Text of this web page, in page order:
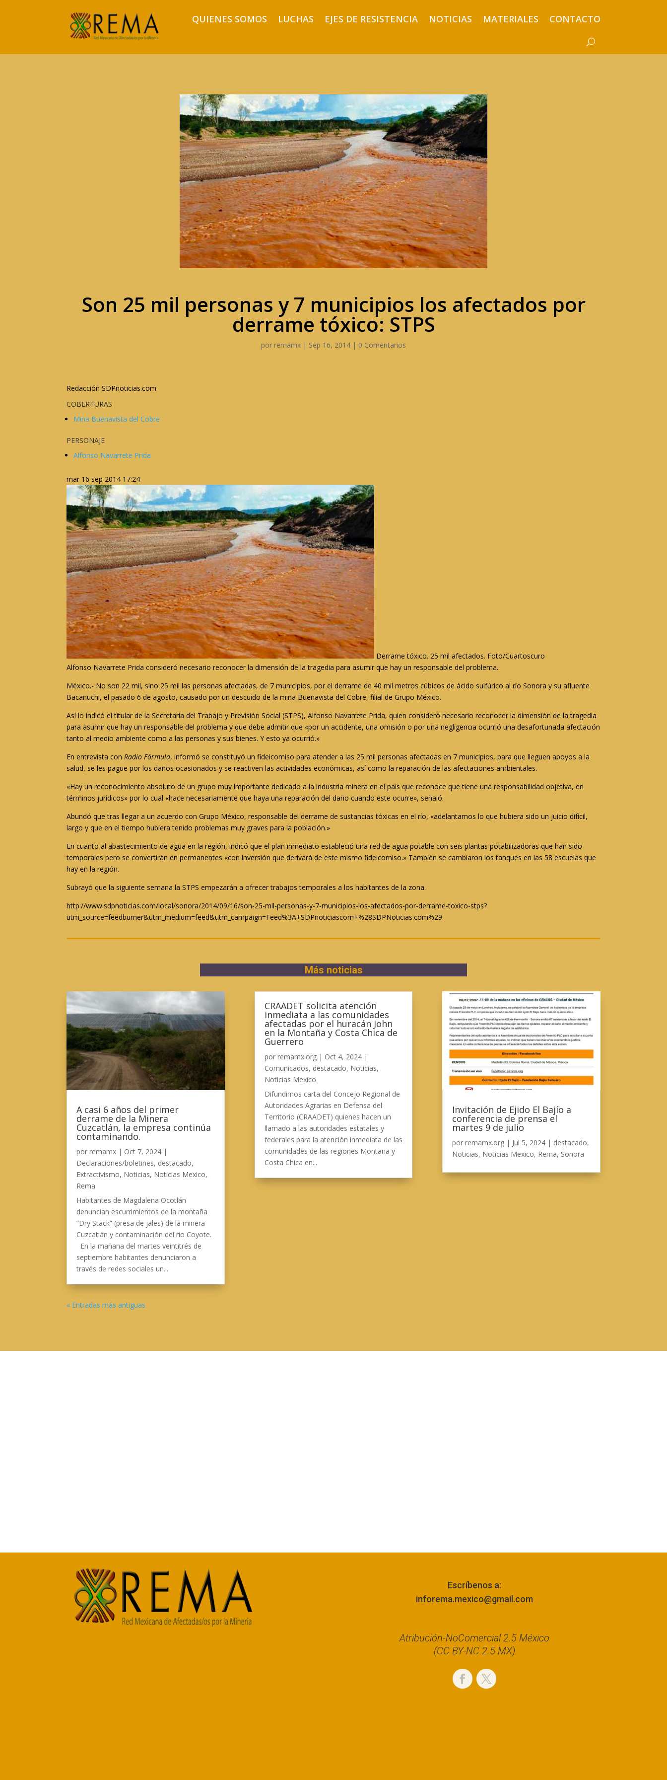
QUIENES SOMOS LUCHAS EJES DE RESISTENCIA NOTICIAS MATERIALES CONTACTO
Son 25 mil personas y 7 municipios los afectados por
derrame tóxico: STPS
por remamx | Sep 16, 2014 | 0 Comentarios
Redacción SDPnoticias.com
COBERTURAS
Mina Buenavista del Cobre
PERSONAJE
Alfonso Navarrete Prida
mar 16 sep 2014 17:24
Derrame tóxico. 25 mil afectados. Foto/Cuartoscuro
Alfonso Navarrete Prida consideró necesario reconocer la dimensión de la tragedia para asumir que hay un responsable del problema.
México.- No son 22 mil, sino 25 mil las personas afectadas, de 7 municipios, por el derrame de 40 mil metros cúbicos de ácido sulfúrico al río Sonora y su afluente
Bacanuchi, el pasado 6 de agosto, causado por un descuido de la mina Buenavista del Cobre, filial de Grupo México.
Así lo indicó el titular de la Secretaría del Trabajo y Previsión Social (STPS), Alfonso Navarrete Prida, quien consideró necesario reconocer la dimensión de la tragedia
para asumir que hay un responsable del problema y que debe admitir que «por un accidente, una omisión o por una negligencia ocurrió una desafortunada afectación
tanto al medio ambiente como a las personas y sus bienes. Y esto ya ocurrió.»
En entrevista conRadio Fórmula, informó se constituyó un fideicomiso para atender a las 25 mil personas afectadas en 7 municipios, para que lleguen apoyos a la
salud, se les pague por los daños ocasionados y se reactiven las actividades económicas, así como la reparación de las afectaciones ambientales.
«Hay un reconocimiento absoluto de un grupo muy importante dedicado a la industria minera en el país que reconoce que tiene una responsabilidad objetiva, en
términos jurídicos» por lo cual «hace necesariamente que haya una reparación del daño cuando este ocurre», señaló.
Abundó que tras llegar a un acuerdo con Grupo México, responsable del derrame de sustancias tóxicas en el río, «adelantamos lo que hubiera sido un juicio difícil,
largo y que en el tiempo hubiera tenido problemas muy graves para la población.»
En cuanto al abastecimiento de agua en la región, indicó que el plan inmediato estableció una red de agua potable con seis plantas potabilizadoras que han sido
temporales pero se convertirán en permanentes «con inversión que derivará de este mismo fideicomiso.» También se cambiaron los tanques en las 58 escuelas que
hay en la región.
Subrayó que la siguiente semana la STPS empezarán a ofrecer trabajos temporales a los habitantes de la zona.
http://www.sdpnoticias.com/local/sonora/2014/09/16/son-25-mil-personas-y-7-municipios-los-afectados-por-derrame-toxico-stps?
utm_source=feedburner&utm_medium=feed&utm_campaign=Feed%3A+SDPnoticiascom+%28SDPNoticias.com%29
Más noticias
A casi 6 años del primer
derrame de la Minera
Cuzcatlán, la empresa continúa
contaminando.
porremamx | Oct 7, 2024 |
Declaraciones/boletines, destacado,
Extractivismo, Noticias, Noticias Mexico,
Rema
Habitantes de Magdalena Ocotlán
denuncian escurrimientos de la montaña
“Dry Stack” (presa de jales) de la minera
Cuzcatlán y contaminación del río Coyote.
En la mañana del martes veintitrés de
septiembre habitantes denunciaron a
través de redes sociales un...
CRAADET solicita atención
inmediata a las comunidades
afectadas por el huracán John
en la Montaña y Costa Chica de
Guerrero
por remamx.org| Oct 4, 2024|
Comunicados, destacado, Noticias,
Noticias Mexico
Difundimos carta del Concejo Regional de
Autoridades Agrarias en Defensa del
Territorio (CRAADET) quienes hacen un
llamado a las autoridades estatales y
federales para la atención inmediata de las
comunidades de las regiones Montaña y
Costa Chica en...
Invitación de Ejido El Bajío a
conferencia de prensa el
martes 9 de julio
por remamx.org| Jul 5, 2024| destacado,
Noticias, Noticias Mexico, Rema, Sonora
« Entradas más antiguas
Escríbenos a:
inforema.mexico@gmail.com
Atribución-NoComercial 2.5 México
(CC BY-NC 2.5 MX)